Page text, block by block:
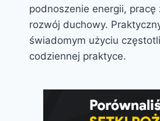
podnoszenie energii, pracę
rozwój duchowy.
świadomym użyciu
codziennej praktyce.